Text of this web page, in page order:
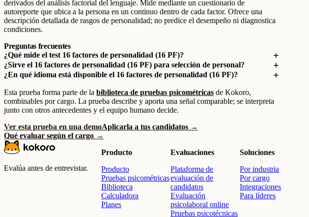
derivados del análisis factorial del lenguaje. Mide mediante un cuestionario de
autoreporte que ubica a la persona en un continuo dentro de cada factor. Ofrece una
descripción detallada de rasgos de personalidad; no predice el desempeño ni diagnostica
condiciones.
Preguntas frecuentes
¿Qué mide el test 16 factores de personalidad (16 PF)?
¿Sirve el 16 factores de personalidad (16 PF) para selección de personal?
¿En qué idioma está disponible el 16 factores de personalidad (16 PF)?
Esta prueba forma parte de la biblioteca de pruebas psicométricas de Kokoro,
combinables por cargo. La prueba describe y aporta una señal comparable; se interpreta
junto con otros antecedentes y el equipo humano decide.
Ver esta prueba en una demoAplicarla a tus candidatos →
Qué evaluar según el cargo →
Evalúa antes de entrevistar.
Producto
Producto
Pruebas psicométricas
Biblioteca
Calculadora
Planes
Evaluaciones
Plataforma de
evaluación de
candidatos
Evaluación
psicolaboral online
Pruebas psicotécnicas
Soluciones
Por industria
Por cargo
Integraciones
Para líderes